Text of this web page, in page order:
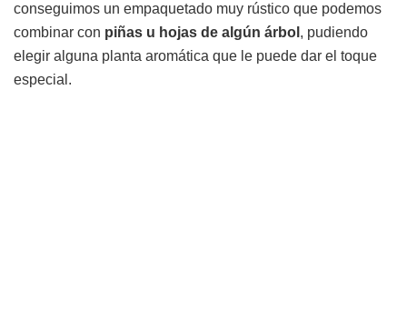
conseguimos un empaquetado muy rústico que podemos
combinar con piñas u hojas de algún árbol , pudiendo
elegir alguna planta aromática que le puede dar el toque
especial.